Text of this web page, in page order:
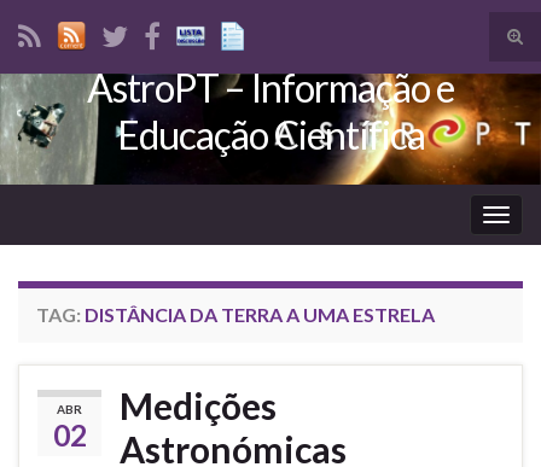
Search for:
AstroPT – Informação e
Educação Científica
TAG: DISTÂNCIA DA TERRA A UMA ESTRELA
ABR
02
Medições
Astronómicas